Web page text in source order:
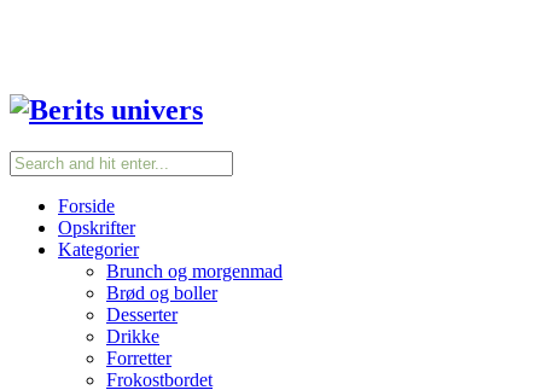
Forside
Opskrifter
Kategorier
Brunch og morgenmad
Brød og boller
Desserter
Drikke
Forretter
Frokostbordet